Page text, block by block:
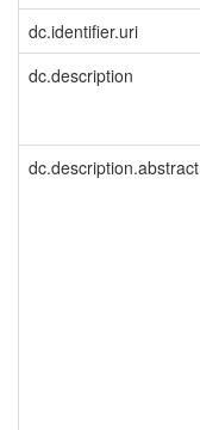
dc.identifier.uri
dc.description
dc.description.abstract